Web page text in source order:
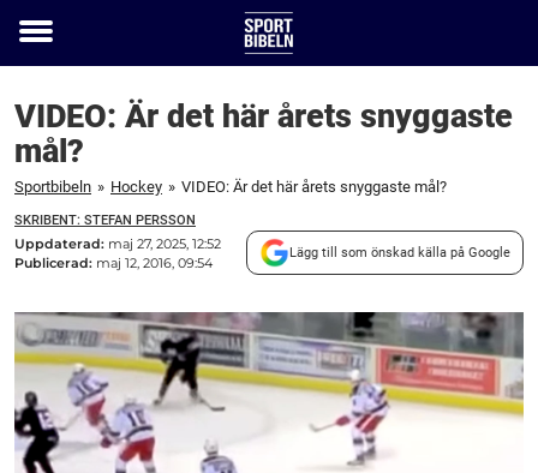
Toggle
VIDEO: Är det här årets snyggaste
mål?
Sportbibeln » Hockey » VIDEO: Är det här årets snyggaste mål?
SKRIBENT: STEFAN PERSSON
Uppdaterad: maj 27, 2025, 12:52
Publicerad: maj 12, 2016, 09:54
Lägg till som önskad källa på Google